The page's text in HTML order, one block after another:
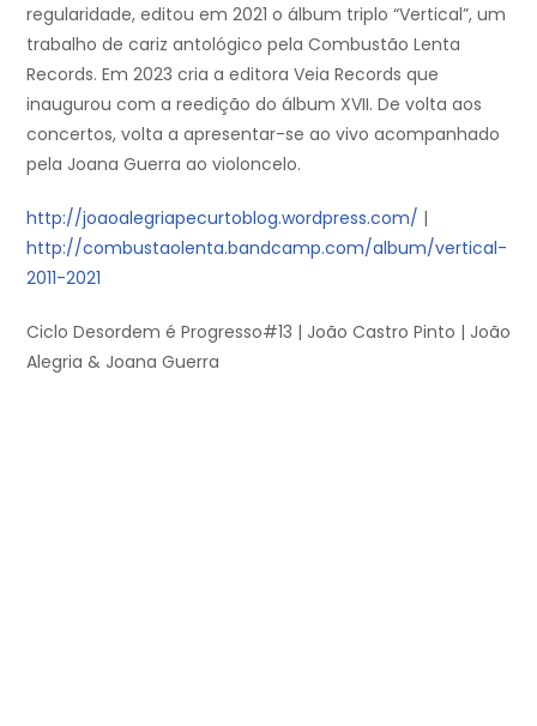
regularidade, editou em 2021 o álbum triplo “Vertical”, um
trabalho de cariz antológico pela Combustão Lenta
Records. Em 2023 cria a editora Veia Records que
inaugurou com a reedição do álbum XVII. De volta aos
concertos, volta a apresentar-se ao vivo acompanhado
pela Joana Guerra ao violoncelo.
http://joaoalegriapecurtoblog.wordpress.com/ |
http://combustaolenta.bandcamp.com/album/vertical-
2011-2021
Ciclo Desordem é Progresso#13 | João Castro Pinto | João
Alegria & Joana Guerra